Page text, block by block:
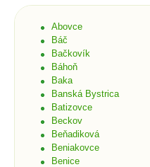
Abovce
Báč
Bačkovík
Báhoň
Baka
Banská Bystrica
Batizovce
Beckov
Beňadiková
Beniakovce
Benice